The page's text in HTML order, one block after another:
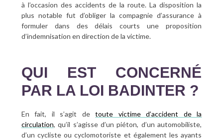
à l’occasion des accidents de la route. La disposition la
plus notable fut d’obliger la compagnie d’assurance à
formuler dans des délais courts une proposition
d’indemnisation en direction de la victime.
QUI EST CONCERNÉ
PAR LA LOI BADINTER ?
En fait, il s’agit detoute victime d’accident de la
circulation, qu’il s’agisse d’un piéton, d’un automobiliste,
d’un cycliste ou cyclomotoriste et également les ayants